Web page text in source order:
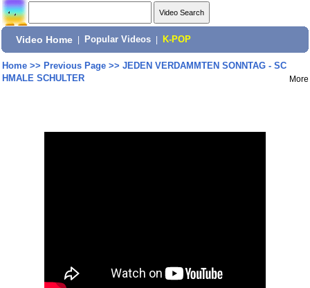
Video Home Popular Videos K-POP
Home>> Previous Page>> JEDEN VERDAMMTEN SONNTAG - SC
HMALE SCHULTER
More